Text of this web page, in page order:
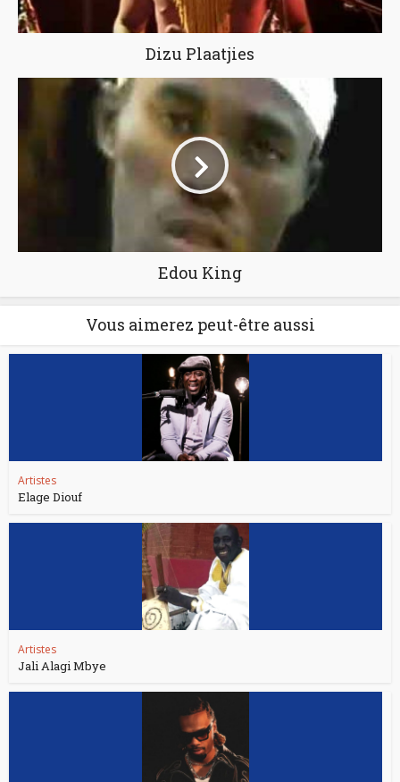
Dizu Plaatjies
Edou King
Vous aimerez peut-être aussi
Artistes
Elage Diouf
Artistes
Jali Alagi Mbye